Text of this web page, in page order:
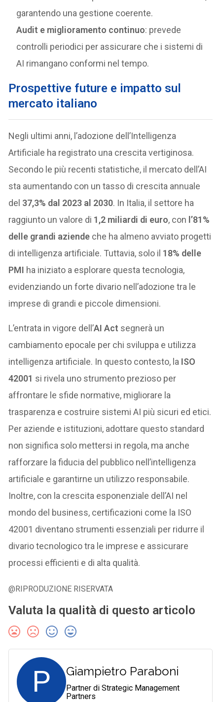
garantendo una gestione coerente.
Audit e miglioramento continuo: prevede
controlli periodici per assicurare che i sistemi di
AI rimangano conformi nel tempo.
Prospettive future e impatto sul
mercato italiano
Negli ultimi anni, l’adozione dell’Intelligenza
Artificiale ha registrato una crescita vertiginosa.
Secondo le più recenti statistiche, il mercato dell’AI
sta aumentando con un tasso di crescita annuale
del 37,3% dal 2023 al 2030. In Italia, il settore ha
raggiunto un valore di 1,2 miliardi di euro, con l’81%
delle grandi aziende che ha almeno avviato progetti
di intelligenza artificiale. Tuttavia, solo il 18% delle
PMI ha iniziato a esplorare questa tecnologia,
evidenziando un forte divario nell’adozione tra le
imprese di grandi e piccole dimensioni.
L’entrata in vigore dell’AI Act segnerà un
cambiamento epocale per chi sviluppa e utilizza
intelligenza artificiale. In questo contesto, la ISO
42001 si rivela uno strumento prezioso per
affrontare le sfide normative, migliorare la
trasparenza e costruire sistemi AI più sicuri ed etici.
Per aziende e istituzioni, adottare questo standard
non significa solo mettersi in regola, ma anche
rafforzare la fiducia del pubblico nell’intelligenza
artificiale e garantirne un utilizzo responsabile.
Inoltre, con la crescita esponenziale dell’AI nel
mondo del business, certificazioni come la ISO
42001 diventano strumenti essenziali per ridurre il
divario tecnologico tra le imprese e assicurare
processi efficienti e di alta qualità.
@RIPRODUZIONE RISERVATA
Valuta la qualità di questo articolo
P Giampietro Paraboni
Partner di Strategic Management
Partners